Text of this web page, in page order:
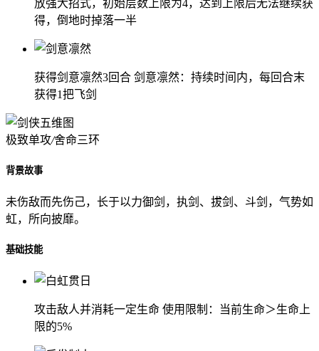
放强大招式，初始层数上限为4，达到上限后无法继续获
得，倒地时掉落一半
获得剑意凛然3回合 剑意凛然：持续时间内，每回合末
获得1把飞剑
极致单攻/舍命三环
背景故事
未伤敌而先伤己，长于以力御剑，执剑、拔剑、斗剑，气势如
虹，所向披靡。
基础技能
攻击敌人并消耗一定生命 使用限制：当前生命＞生命上
限的5%